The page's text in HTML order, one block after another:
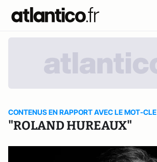
CONTENUS EN RAPPORT AVEC LE MOT-CLE
"ROLAND HUREAUX"